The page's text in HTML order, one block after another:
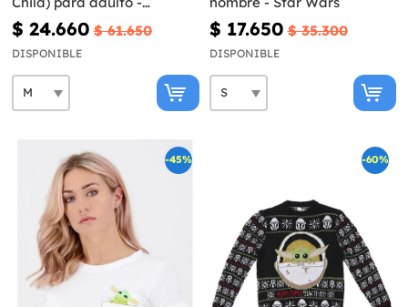
Mandalorian
$ 24.660 $ 61.650
DISPONIBLE
$ 17.650 $ 35.300
DISPONIBLE
-45% -60%